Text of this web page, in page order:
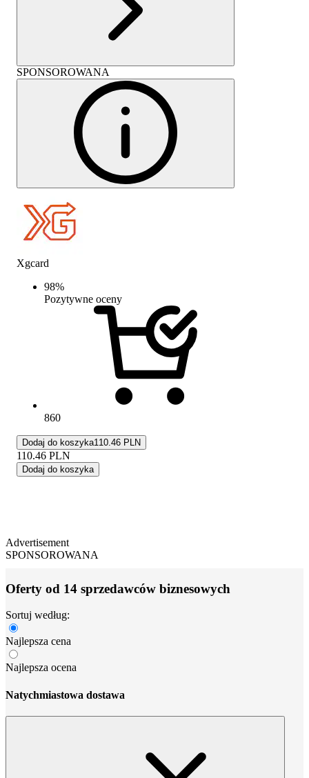
SPONSOROWANA
Xgcard
98%
Pozytywne oceny
860
Dodaj do koszyka110.46 PLN
110.46 PLN
Dodaj do koszyka
Advertisement
SPONSOROWANA
Oferty od 14 sprzedawców biznesowych
Sortuj według:
Najlepsza cena
Najlepsza ocena
Natychmiastowa dostawa